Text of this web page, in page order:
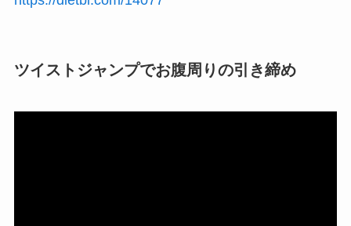
ツイストジャンプでお腹周りの引き締め